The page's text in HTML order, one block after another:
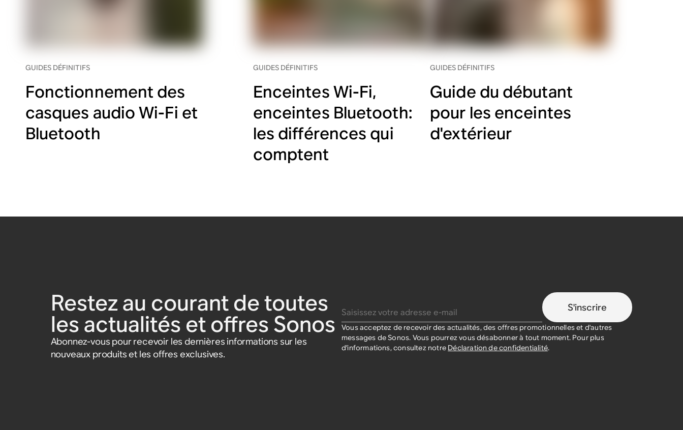
GUIDES DÉFINITIFS
Fonctionnement des
casques audio Wi-Fi et
Bluetooth
GUIDES DÉFINITIFS
Enceintes Wi-Fi,
enceintes Bluetooth:
les différences qui
comptent
GUIDES DÉFINITIFS
Guide du débutant
pour les enceintes
d'extérieur
Restez au courant de toutes
les actualités et offres Sonos
Abonnez-vous pour recevoir les dernières informations sur les
nouveaux produits et les offres exclusives.
S'inscrire
Vous acceptez de recevoir des actualités, des offres promotionnelles et d'autres
messages de Sonos. Vous pourrez vous désabonner à tout moment. Pour plus
d'informations, consultez notre Déclaration de confidentialité.